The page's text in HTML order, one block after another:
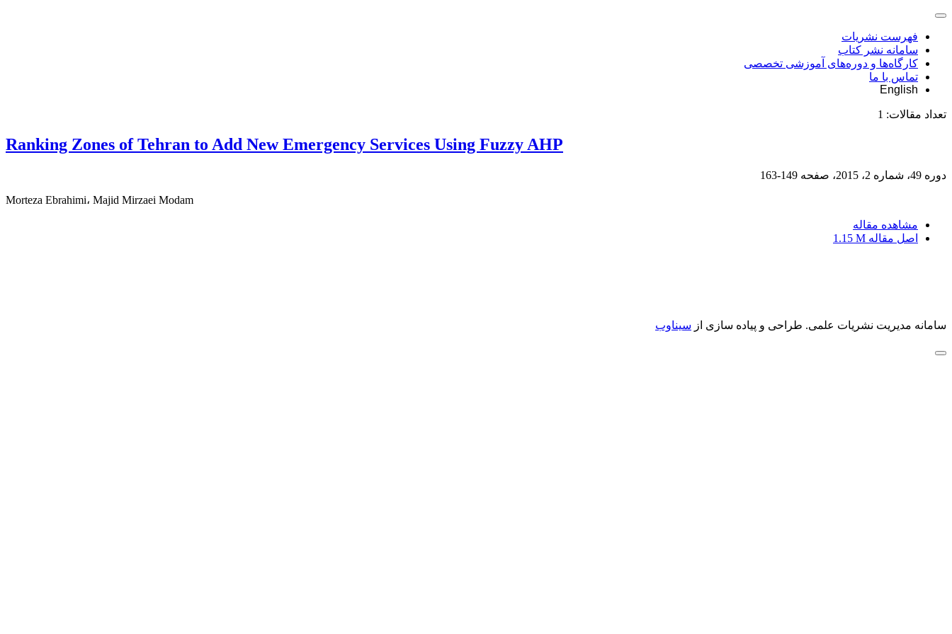
فهرست نشریات
سامانه نشر کتاب
کارگاه‌ها و دوره‌های آموزشی تخصصی
تماس با ما
English
تعداد مقالات: 1
Ranking Zones of Tehran to Add New Emergency Services Using Fuzzy AHP
دوره 49، شماره 2، 2015، صفحه 149-163
Morteza Ebrahimi، Majid Mirzaei Modam
مشاهده مقاله
اصل مقاله 1.15 M
سامانه مدیریت نشریات علمی. طراحی و پیاده سازی از سیناوب